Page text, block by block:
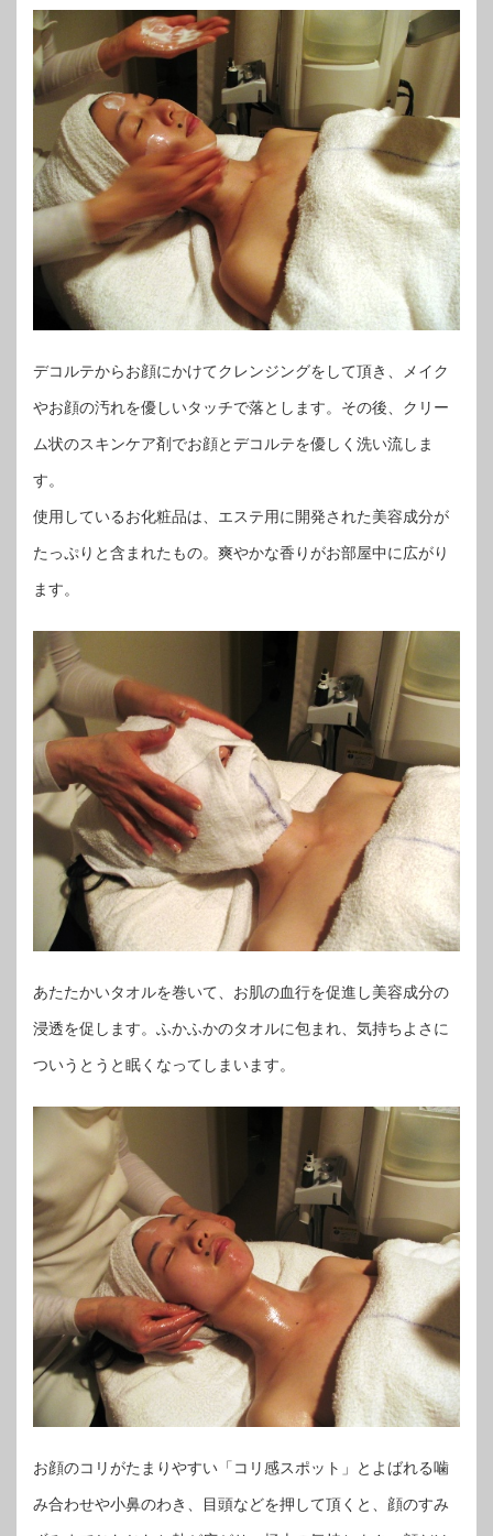
デコルテからお顔にかけてクレンジングをして頂き、メイク
やお顔の汚れを優しいタッチで落とします。その後、クリー
ム状のスキンケア剤でお顔とデコルテを優しく洗い流しま
す。
使用しているお化粧品は、エステ用に開発された美容成分が
たっぷりと含まれたもの。爽やかな香りがお部屋中に広がり
ます。
あたたかいタオルを巻いて、お肌の血行を促進し美容成分の
浸透を促します。ふかふかのタオルに包まれ、気持ちよさに
ついうとうと眠くなってしまいます。
お顔のコリがたまりやすい「コリ感スポット」とよばれる噛
み合わせや小鼻のわき、目頭などを押して頂くと、顔のすみ